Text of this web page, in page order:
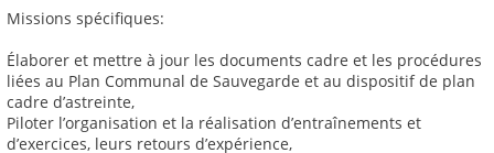
Missions spécifiques:
Élaborer et mettre à jour les documents cadre et les procédures
liées au Plan Communal de Sauvegarde et au dispositif de plan
cadre d’astreinte,
Piloter l’organisation et la réalisation d’entraînements et
d’exercices, leurs retours d’expérience,